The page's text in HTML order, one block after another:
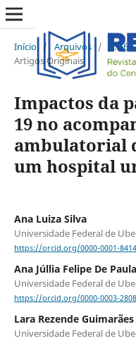
Início / Arquivos / v. 16
Artigos Originais
Impactos da
19 no
ambulatorial
um hospital
Ana Luiza Silva
Universidade Federal de
https://orcid.org/0000-0001-
Ana Júllia Felipe De
Universidade Federal de
https://orcid.org/0000-0003-
Lara Rezende Guimarães
Universidade Federal de